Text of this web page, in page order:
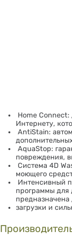
Home
Интернету,
AntiStain:
AquaStop:
повреждения,
Система 4D
моющего
Интенсивный
программы для
предназначена
загрузки и